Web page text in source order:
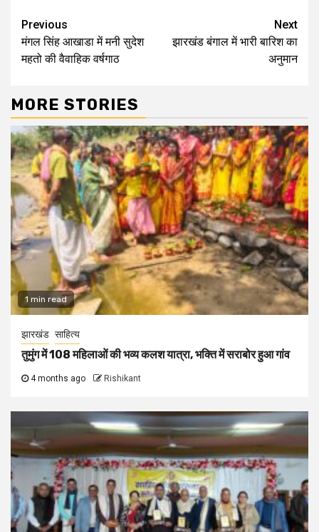
Continue
Reading
Previous
मंगल सिंह आखाडा में मनी सुदेश
महतो की वैवाहिक वर्षगाठ
Next
झारखंड बंगाल में भारी बारिश का
अनुमान
MORE STORIES
1 min read
झारखंड साहित्य
तुमुंग में 108 महिलाओं की भव्य कलश यात्रा, भक्ति में सराबोर हुआ गांव
4 months ago Rishikant